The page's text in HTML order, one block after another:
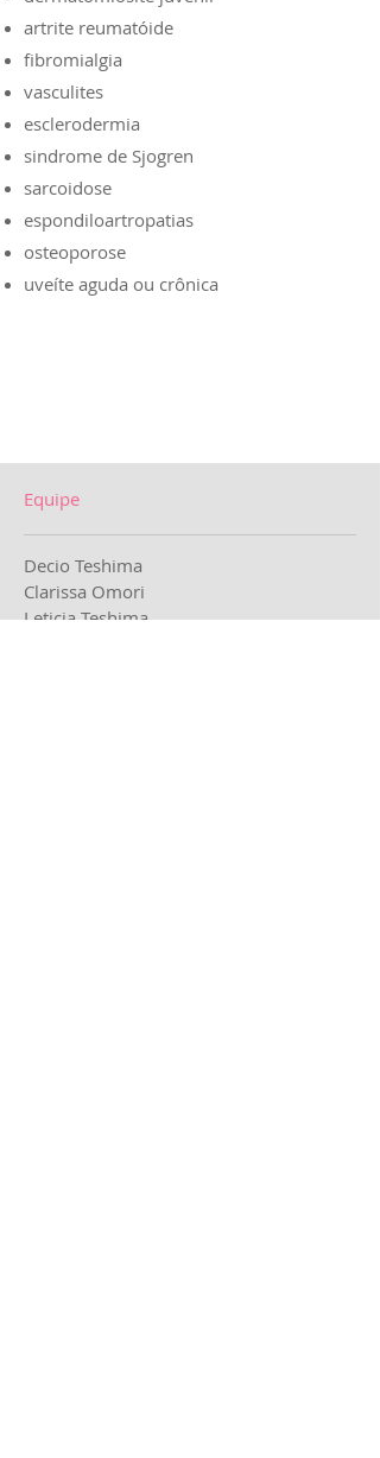
artrite reumatóide
fibromialgia
vasculites
esclerodermia
sindrome de Sjogren
sarcoidose
espondiloartropatias
osteoporose
uveíte aguda ou crônica
Equipe
Decio Teshima
Clarissa Omori
Leticia Teshima